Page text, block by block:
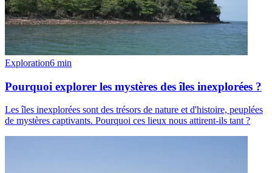
Exploration6 min
Pourquoi explorer les mystères des îles inexplorées ?
Les îles inexplorées sont des trésors de nature et d'histoire, peuplées
de mystères captivants. Pourquoi ces lieux nous attirent-ils tant ?